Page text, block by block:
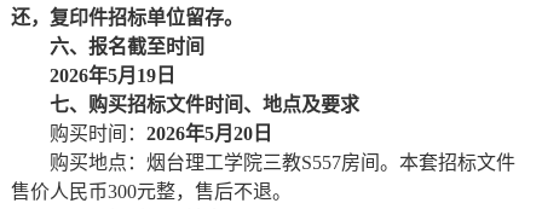
还，复印件招标单位留存。
六、报名截至时间
2026年5月19日
七、 购买招标文件时间、地点及要求
购买时间：2026年5月20日
购买地点：烟台理工学院三教S557房间。本套招标文件
售价人民币300元整，售后不退。